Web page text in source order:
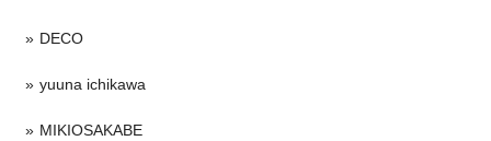
DECO
yuuna ichikawa
MIKIOSAKABE